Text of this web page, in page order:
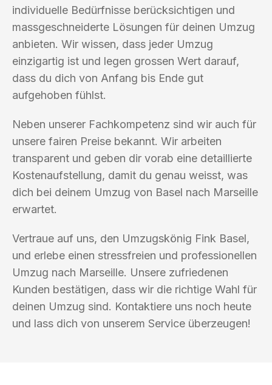
individuelle Bedürfnisse berücksichtigen und
massgeschneiderte Lösungen für deinen Umzug
anbieten. Wir wissen, dass jeder Umzug
einzigartig ist und legen grossen Wert darauf,
dass du dich von Anfang bis Ende gut
aufgehoben fühlst.
Neben unserer Fachkompetenz sind wir auch für
unsere fairen Preise bekannt. Wir arbeiten
transparent und geben dir vorab eine detaillierte
Kostenaufstellung, damit du genau weisst, was
dich bei deinem Umzug von Basel nach Marseille
erwartet.
Vertraue auf uns, den Umzugskönig Fink Basel,
und erlebe einen stressfreien und professionellen
Umzug nach Marseille. Unsere zufriedenen
Kunden bestätigen, dass wir die richtige Wahl für
deinen Umzug sind. Kontaktiere uns noch heute
und lass dich von unserem Service überzeugen!